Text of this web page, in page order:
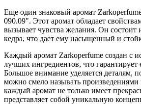
Еще один знаковый аромат
090.09". Этот аромат обладает
вызывает чувства желания. Он состоит
кедра, что дает ему насыщенный и
Каждый аромат Zarkoperfume создан с
лучших ингредиентов, что гарантирует
Большое внимание уделяется деталям,
можно смело называть произведениями
каждый аромат не только имеет
представляет собой уникальную